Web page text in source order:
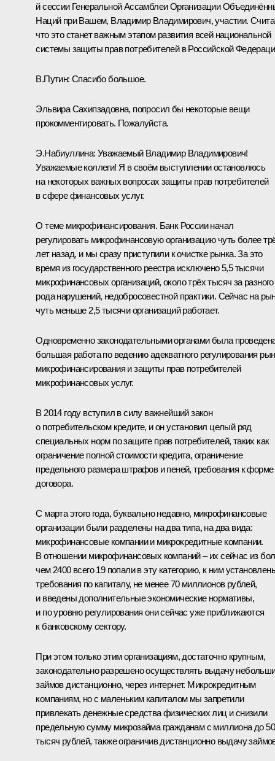
й сессии Генеральной Ассамблеи Организации
Наций при Вашем, Владимир Владимирович, участии.
что это станет важным этапом развития всей национальной
системы защиты прав потребителей в Российской
В.Путин: Спасибо большое.
Эльвира Сахипзадовна, попросил бы некоторые вещи
прокомментировать. Пожалуйста.
Э.Набиуллина: Уважаемый Владимир Владимирович!
Уважаемые коллеги! Я в своём выступлении остановлюсь
на некоторых важных вопросах защиты прав потребителей
в сфере финансовых услуг.
О теме микрофинансирования. Банк России начал
регулировать микрофинансовую организацию чуть более
лет назад, и мы сразу приступили к очистке рынка. За это
время из государственного реестра исключено 5,5 тысячи
микрофинансовых организаций, около трёх тысяч за разного
рода нарушений, недобросовестной практики. Сейчас на
чуть меньше 2,5 тысячи организаций работает.
Одновременно законодательными органами была
большая работа по ведению адекватного регулирования
микрофинансирования и защиты прав потребителей
микрофинансовых услуг.
В 2014 году вступил в силу важнейший закон
о потребительском кредите, и он установил целый ряд
специальных норм по защите прав потребителей, таких как
ограничение полной стоимости кредита, ограничение
предельного размера штрафов и пеней, требования к форме
договора.
С марта этого года, буквально недавно, микрофинансовые
организации были разделены на два типа, на два вида:
микрофинансовые компании и микрокредитные компании.
В отношении микрофинансовых компаний – их сейчас из
чем 2400 всего 19 попали в эту категорию, к ним
требования по капиталу, не менее 70 миллионов рублей,
и введены дополнительные экономические нормативы,
и по уровню регулирования они сейчас уже приближаются
к банковскому сектору.
При этом только этим организациям, достаточно крупным,
законодательно разрешено осуществлять выдачу
займов дистанционно, через интернет. Микрокредитным
компаниям, но с маленьким капиталом мы запретили
привлекать денежные средства физических лиц и снизили
предельную сумму микрозайма гражданам с миллиона до
тысяч рублей, также ограничив дистанционно выдачу